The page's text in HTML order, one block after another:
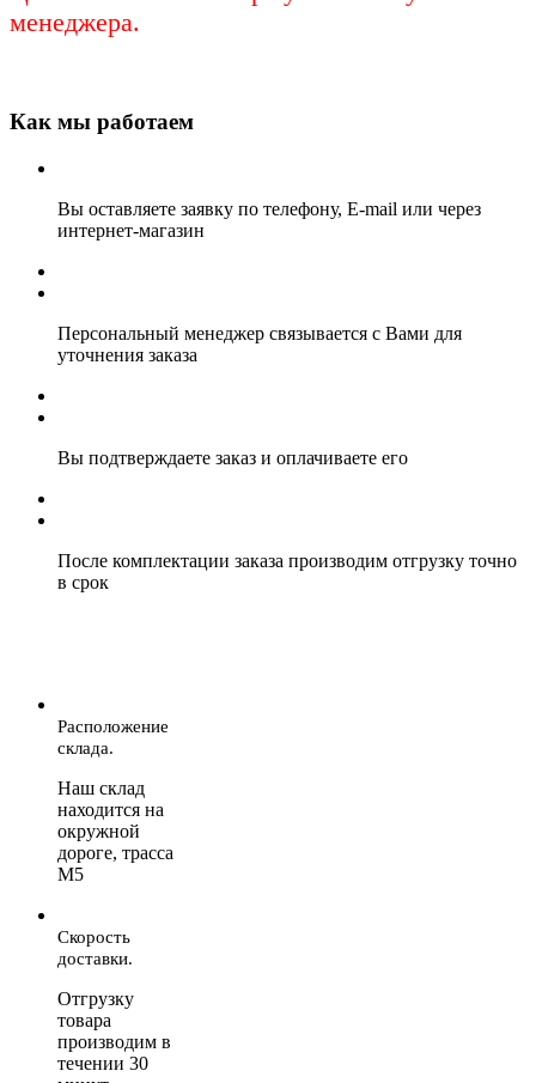
менеджера.
Как мы работаем
Вы оставляете заявку по телефону, E-mail или через
интернет-магазин
Персональный менеджер связывается с Вами для
уточнения заказа
Вы подтверждаете заказ и оплачиваете его
После комплектации заказа производим отгрузку точно
в срок
Расположение
склада.
Наш склад
находится на
окружной
дороге, трасса
М5
Скорость
доставки.
Отгрузку
товара
производим в
течении 30